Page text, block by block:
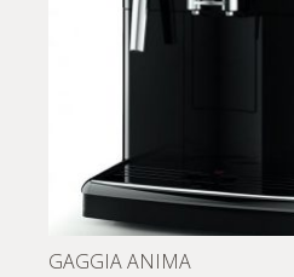
GAGGIA ANIMA